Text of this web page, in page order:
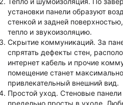
установки панели образуют
стенкой и задней
тепло и звукоизоляцию.
Скрытие коммуникаций. За
спрятать дефекты стен,
интернет кабель и прочие
помещение станет
привлекательный внешний вид.
Простой уход. Стеновые
предельно просты в уходе.